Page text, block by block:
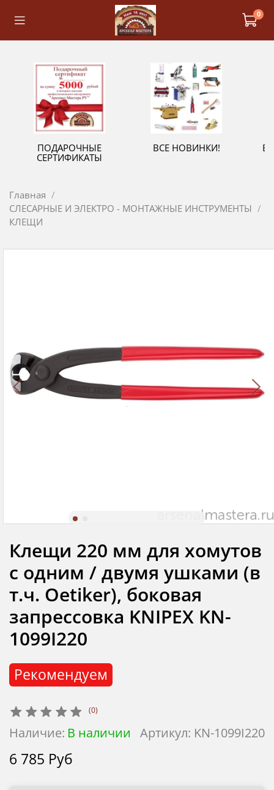
0
ПОДАРОЧНЫЕ
СЕРТИФИКАТЫ
ВСЕ НОВИНКИ!
Главная
СЛЕСАРНЫЕ И ЭЛЕКТРО - МОНТАЖНЫЕ ИНСТРУМЕНТЫ
КЛЕЩИ
(0)
Артикул: KN-1099I220
Наличие: В наличии
Рекомендуем
Клещи 220 мм для хомутов
с одним / двумя ушками (в
т.ч. Oetiker), боковая
запрессовка KNIPEX KN-
1099I220
6 785 Руб